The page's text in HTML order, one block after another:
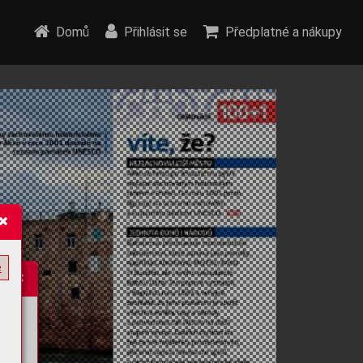
Domů Přihlásit se Předplatné a nákupy